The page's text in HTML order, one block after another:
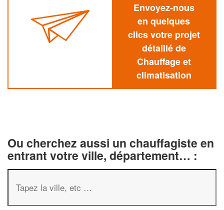
Envoyez-nous
en quelques
clics votre projet
détaillé de
Chauffage et
climatisation
Ou cherchez aussi un chauffagiste en
entrant votre ville, département… :